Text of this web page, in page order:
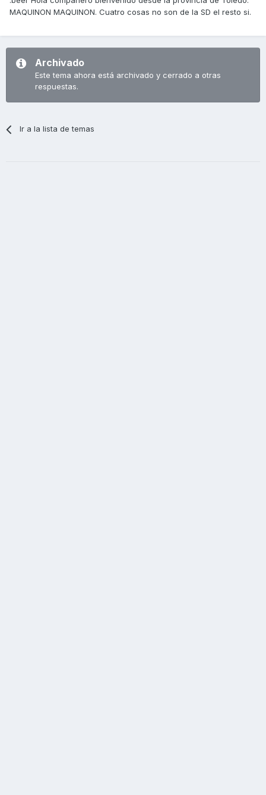
MAQUINON MAQUINON. Cuatro cosas no son de la SD el resto si.
Archivado
Este tema ahora está archivado y cerrado a otras
respuestas.
Ir a la lista de temas